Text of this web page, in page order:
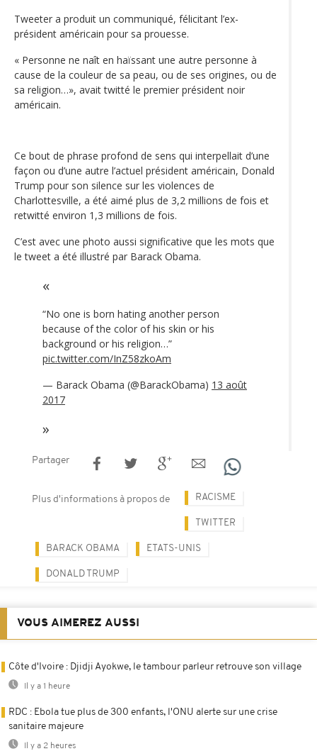
Tweeter a produit un communiqué, félicitant l’ex-
président américain pour sa prouesse.
« Personne ne naît en haïssant une autre personne à
cause de la couleur de sa peau, ou de ses origines, ou de
sa religion…», avait twitté le premier président noir
américain.
Ce bout de phrase profond de sens qui interpellait d’une
façon ou d’une autre l’actuel président américain, Donald
Trump pour son silence sur les violences de
Charlottesville, a été aimé plus de 3,2 millions de fois et
retwitté environ 1,3 millions de fois.
C’est avec une photo aussi significative que les mots que
le tweet a été illustré par Barack Obama.
“No one is born hating another person
because of the color of his skin or his
background or his religion…”
pic.twitter.com/InZ58zkoAm
— Barack Obama (@BarackObama) 13 août
2017
Partager
Plus d'informations à propos de RACISME
TWITTER
BARACK OBAMA ETATS-UNIS
DONALD TRUMP
VOUS AIMEREZ AUSSI
Côte d'Ivoire : Djidji Ayokwe, le tambour parleur retrouve son village
Il y a 1 heure
RDC : Ebola tue plus de 300 enfants, l'ONU alerte sur une crise
sanitaire majeure
Il y a 2 heures